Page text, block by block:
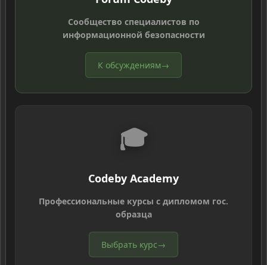
Сообщество специалистов по
информационной безопасности
К обсуждениям→
🎓
Codeby Academy
Профессиональные курсы с дипломом гос.
образца
Выбрать курс→